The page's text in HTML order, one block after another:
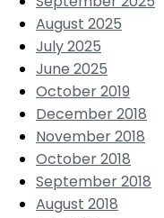
August 2025
July 2025
June 2025
October 2019
December 2018
November 2018
October 2018
September 2018
August 2018